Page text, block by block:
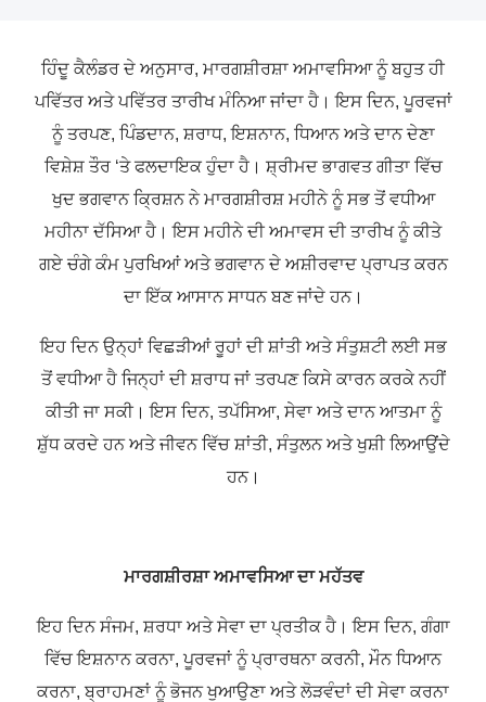
ਹਿੰਦੂ ਕੈਲੰਡਰ ਦੇ ਅਨੁਸਾਰ, ਮਾਰਗਸ਼ੀਰਸ਼ਾ ਅਮਾਵਸਿਆ ਨੂੰ ਬਹੁਤ ਹੀ
ਪਵਿੱਤਰ ਅਤੇ ਪਵਿੱਤਰ ਤਾਰੀਖ ਮੰਨਿਆ ਜਾਂਦਾ ਹੈ। ਇਸ ਦਿਨ, ਪੂਰਵਜਾਂ
ਨੂੰ ਤਰਪਣ, ਪਿੰਡਦਾਨ, ਸ਼ਰਾਧ, ਇਸ਼ਨਾਨ, ਧਿਆਨ ਅਤੇ ਦਾਨ ਦੇਣਾ
ਵਿਸ਼ੇਸ਼ ਤੌਰ ‘ਤੇ ਫਲਦਾਇਕ ਹੁੰਦਾ ਹੈ। ਸ਼੍ਰੀਮਦ ਭਾਗਵਤ ਗੀਤਾ ਵਿੱਚ
ਖੁਦ ਭਗਵਾਨ ਕ੍ਰਿਸ਼ਨ ਨੇ ਮਾਰਗਸ਼ੀਰਸ਼ ਮਹੀਨੇ ਨੂੰ ਸਭ ਤੋਂ ਵਧੀਆ
ਮਹੀਨਾ ਦੱਸਿਆ ਹੈ। ਇਸ ਮਹੀਨੇ ਦੀ ਅਮਾਵਸ ਦੀ ਤਾਰੀਖ ਨੂੰ ਕੀਤੇ
ਗਏ ਚੰਗੇ ਕੰਮ ਪੁਰਖਿਆਂ ਅਤੇ ਭਗਵਾਨ ਦੇ ਅਸ਼ੀਰਵਾਦ ਪ੍ਰਾਪਤ ਕਰਨ
ਦਾ ਇੱਕ ਆਸਾਨ ਸਾਧਨ ਬਣ ਜਾਂਦੇ ਹਨ।
ਇਹ ਦਿਨ ਉਨ੍ਹਾਂ ਵਿਛੜੀਆਂ ਰੂਹਾਂ ਦੀ ਸ਼ਾਂਤੀ ਅਤੇ ਸੰਤੁਸ਼ਟੀ ਲਈ ਸਭ
ਤੋਂ ਵਧੀਆ ਹੈ ਜਿਨ੍ਹਾਂ ਦੀ ਸ਼ਰਾਧ ਜਾਂ ਤਰਪਣ ਕਿਸੇ ਕਾਰਨ ਕਰਕੇ ਨਹੀਂ
ਕੀਤੀ ਜਾ ਸਕੀ। ਇਸ ਦਿਨ, ਤਪੱਸਿਆ, ਸੇਵਾ ਅਤੇ ਦਾਨ ਆਤਮਾ ਨੂੰ
ਸ਼ੁੱਧ ਕਰਦੇ ਹਨ ਅਤੇ ਜੀਵਨ ਵਿੱਚ ਸ਼ਾਂਤੀ, ਸੰਤੁਲਨ ਅਤੇ ਖੁਸ਼ੀ ਲਿਆਉਂਦੇ
ਹਨ।
ਮਾਰਗਸ਼ੀਰਸ਼ਾ ਅਮਾਵਸਿਆ ਦਾ ਮਹੱਤਵ
ਇਹ ਦਿਨ ਸੰਜਮ, ਸ਼ਰਧਾ ਅਤੇ ਸੇਵਾ ਦਾ ਪ੍ਰਤੀਕ ਹੈ। ਇਸ ਦਿਨ, ਗੰਗਾ
ਵਿੱਚ ਇਸ਼ਨਾਨ ਕਰਨਾ, ਪੂਰਵਜਾਂ ਨੂੰ ਪ੍ਰਾਰਥਨਾ ਕਰਨੀ, ਮੌਨ ਧਿਆਨ
ਕਰਨਾ, ਬ੍ਰਾਹਮਣਾਂ ਨੂੰ ਭੋਜਨ ਖੁਆਉਣਾ ਅਤੇ ਲੋੜਵੰਦਾਂ ਦੀ ਸੇਵਾ ਕਰਨਾ